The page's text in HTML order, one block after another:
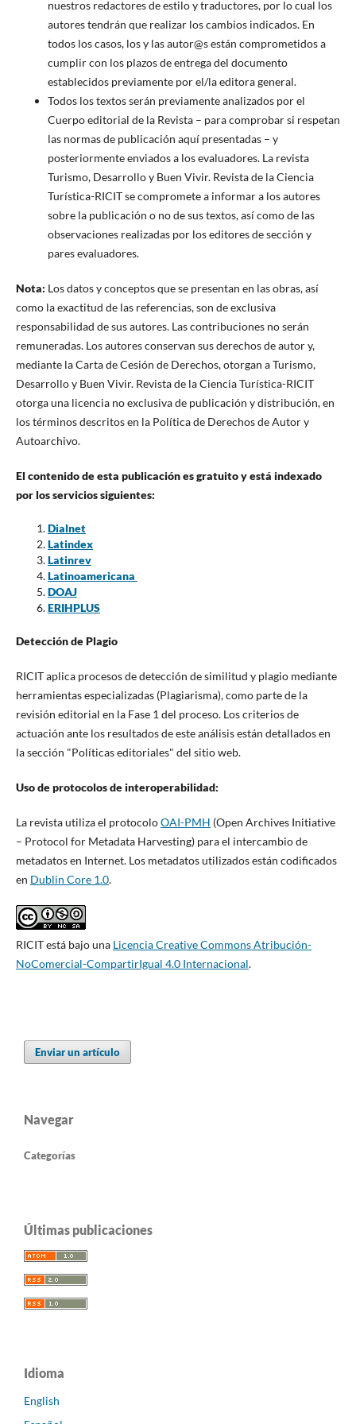
nuestros redactores de estilo y traductores, por lo cual los
autores tendrán que realizar los cambios indicados. En
todos los casos, los y las autor@s están comprometidos a
cumplir con los plazos de entrega del documento
establecidos previamente por el/la editora general.
Todos los textos serán previamente analizados por el
Cuerpo editorial de la Revista – para comprobar si respetan
las normas de publicación aquí presentadas – y
posteriormente enviados a los evaluadores. La revista
Turismo, Desarrollo y Buen Vivir. Revista de la Ciencia
Turística-RICIT se compromete a informar a los autores
sobre la publicación o no de sus textos, así como de las
observaciones realizadas por los editores de sección y
pares evaluadores.
Nota: Los datos y conceptos que se presentan en las obras, así
como la exactitud de las referencias, son de exclusiva
responsabilidad de sus autores. Las contribuciones no serán
remuneradas. Los autores conservan sus derechos de autor y,
mediante la Carta de Cesión de Derechos, otorgan a Turismo,
Desarrollo y Buen Vivir. Revista de la Ciencia Turística-RICIT
otorga una licencia no exclusiva de publicación y distribución, en
los términos descritos en la Política de Derechos de Autor y
Autoarchivo.
El contenido de esta publicación es gratuitoy está indexado
por los servicios siguientes:
Dialnet
Latindex
Latinrev
Latinoamericana
DOAJ
ERIHPLUS
Detección de Plagio
RICIT aplica procesos de detección de similitud y plagio mediante
herramientas especializadas (Plagiarisma), como parte de la
revisión editorial en la Fase 1 del proceso. Los criterios de
actuación ante los resultados de este análisis están detallados en
la sección "Políticas editoriales" del sitio web.
Uso de protocolos de interoperabilidad:
La revista utiliza el protocoloOAI-PMH (Open Archives Initiative
– Protocol for Metadata Harvesting) para el intercambio de
metadatos en Internet. Los metadatos utilizados están codificados
en Dublin Core 1.0.
RICIT está bajo una Licencia Creative Commons Atribución-
NoComercial-CompartirIgual 4.0 Internacional.
Enviar un artículo
Navegar
Categorías
Últimas publicaciones
Idioma
English